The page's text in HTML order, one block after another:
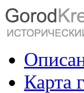
Карта